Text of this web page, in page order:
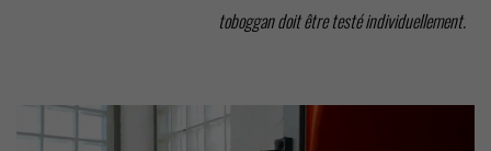
toboggan doit être testé individuellement.